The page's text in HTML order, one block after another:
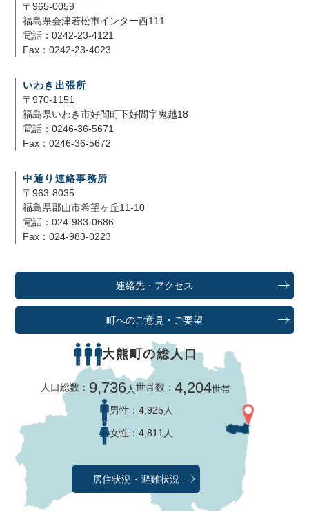
〒965-0059
福島県会津若松市インター西111
電話：0242-23-4121
Fax：0242-23-4023
いわき出張所
〒970-1151
福島県いわき市好間町下好間字鬼越18
電話：0246-36-5671
Fax：0246-36-5672
中通り連絡事務所
〒963-8035
福島県郡山市希望ヶ丘11-10
電話：024-983-0686
Fax：024-983-0223
連絡先・アクセス
町へのご意見・ご要望
大熊町の総人口
人口総数： 9,736人世帯数：4,204世帯
男性： 4,925人
女性： 4,811人
居住状況・避難状況